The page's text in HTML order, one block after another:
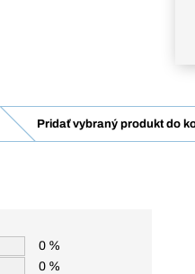
Pridať vybraný produkt do
0 %
0 %